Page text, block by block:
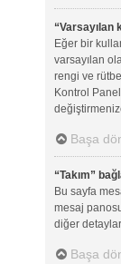
“Varsayılan
Eğer bir
varsayılan
rengi ve
Kontrol
Başa
“Takım”
Bu sayfa
mesaj
diğer
Başa